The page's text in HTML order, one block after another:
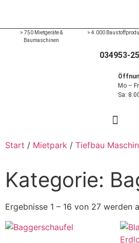
> 750 Mietgeräte &
Baumaschinen
> 4.000
034953-
Mo –
Sa:
Start / Mietpark / Tiefbau
Kategorie:
Ergebnisse 1 – 16 von 27 werden